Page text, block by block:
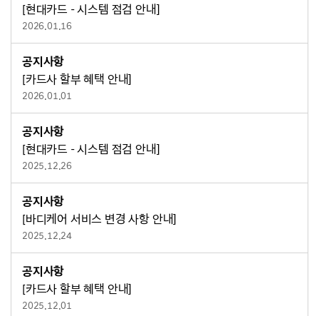
[현대카드 - 시스템 점검 안내]
2026.01.16
공지사항
[카드사 할부 혜택 안내]
2026.01.01
공지사항
[현대카드 - 시스템 점검 안내]
2025.12.26
공지사항
[바디케어 서비스 변경 사항 안내]
2025.12.24
공지사항
[카드사 할부 혜택 안내]
2025.12.01